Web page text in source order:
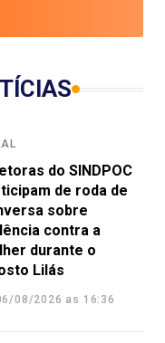
do SINDPOC
de roda de
sobre
contra a
durante o
Lilás
08/2026 as 16:36